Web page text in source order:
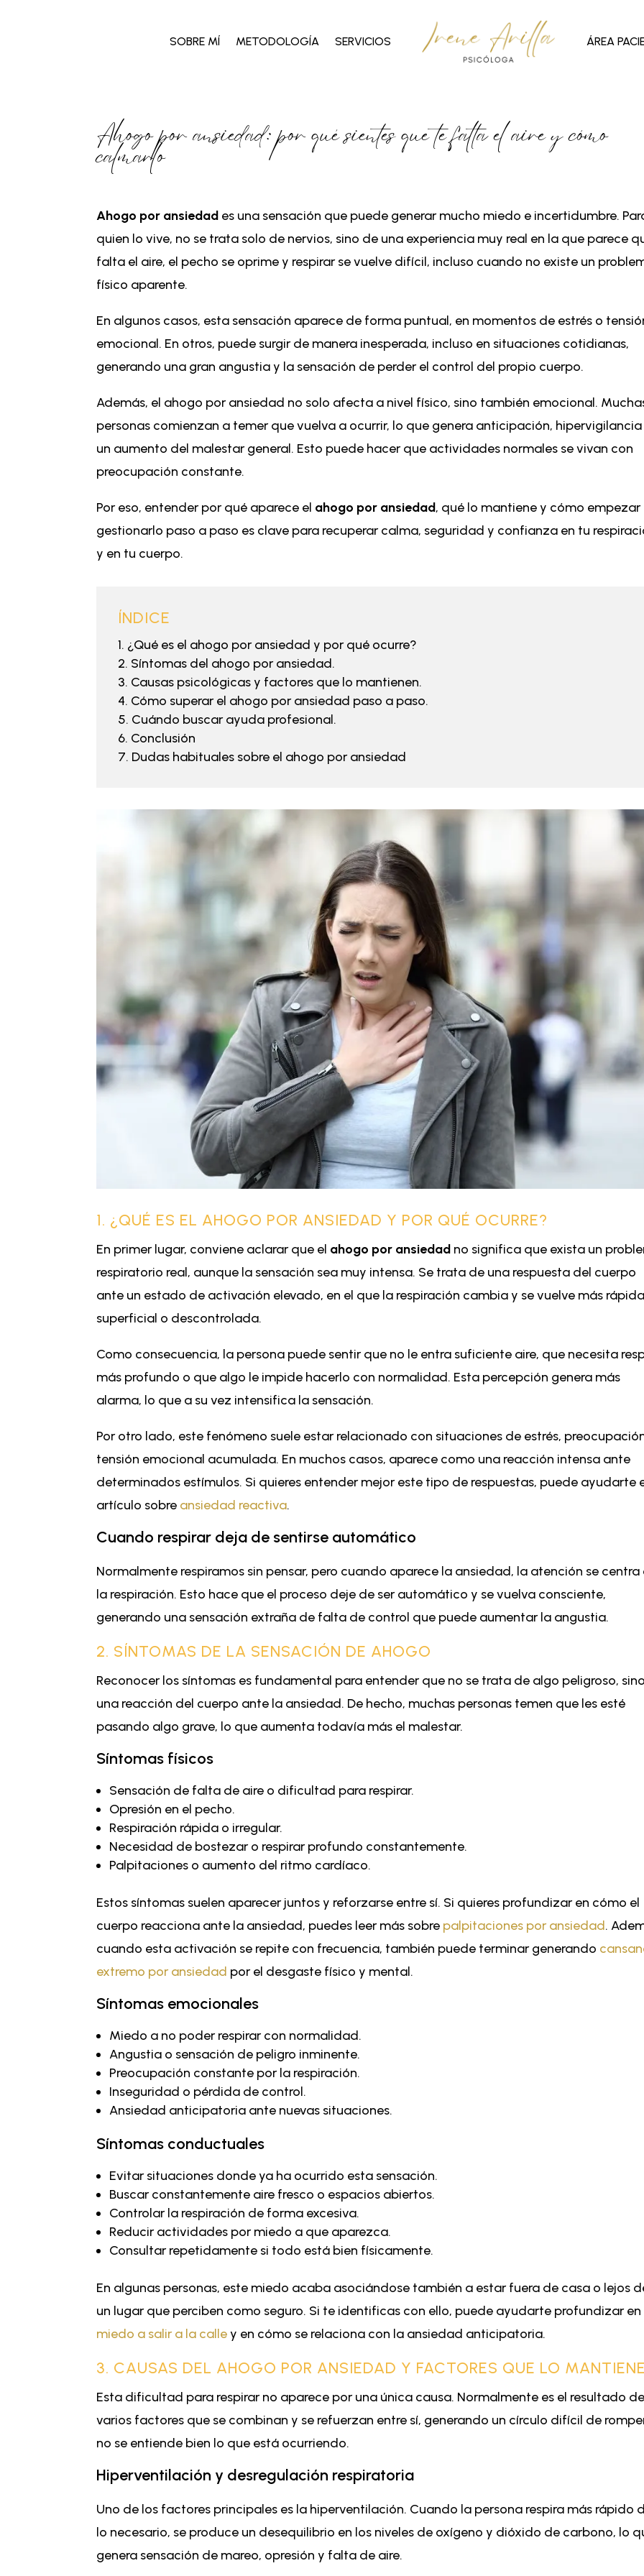
SOBRE MÍ METODOLOGÍA SERVICIOS ÁREA
Ahogo por ansiedad: por qué sientes que te falta el aire y cómo
calmarlo
Ahogo por ansiedad es una sensación que puede generar mucho miedo e incertidumbre.
quien lo vive, no se trata solo de nervios, sino de una experiencia muy real en la que parece
falta el aire, el pecho se oprime y respirar se vuelve difícil, incluso cuando no existe un
físico aparente.
En algunos casos, esta sensación aparece de forma puntual, en momentos de estrés o
emocional. En otros, puede surgir de manera inesperada, incluso en situaciones cotidianas,
generando una gran angustia y la sensación de perder el control del propio cuerpo.
Además, el ahogo por ansiedad no solo afecta a nivel físico, sino también emocional.
personas comienzan a temer que vuelva a ocurrir, lo que genera anticipación,
un aumento del malestar general. Esto puede hacer que actividades normales se vivan con
preocupación constante.
Por eso, entender por qué aparece el ahogo por ansiedad, qué lo mantiene y cómo empezar
gestionarlo paso a paso es clave para recuperar calma, seguridad y confianza en tu
y en tu cuerpo.
ÍNDICE
¿Qué es el ahogo por ansiedad y por qué ocurre?
Síntomas del ahogo por ansiedad.
Causas psicológicas y factores que lo mantienen.
Cómo superar el ahogo por ansiedad paso a paso.
Cuándo buscar ayuda profesional.
Conclusión
Dudas habituales sobre el ahogo por ansiedad
1. ¿QUÉ ES EL AHOGO POR ANSIEDAD Y POR QUÉ OCURRE?
En primer lugar, conviene aclarar que el ahogo por ansiedad no significa que exista un
respiratorio real, aunque la sensación sea muy intensa. Se trata de una respuesta del cuerpo
ante un estado de activación elevado, en el que la respiración cambia y se vuelve más
superficial o descontrolada.
Como consecuencia, la persona puede sentir que no le entra suficiente aire, que necesita
más profundo o que algo le impide hacerlo con normalidad. Esta percepción genera más
alarma, lo que a su vez intensifica la sensación.
Por otro lado, este fenómeno suele estar relacionado con situaciones de estrés,
tensión emocional acumulada. En muchos casos, aparece como una reacción intensa ante
determinados estímulos. Si quieres entender mejor este tipo de respuestas, puede ayudarte
artículo sobre ansiedad reactiva.
Cuando respirar deja de sentirse automático
Normalmente respiramos sin pensar, pero cuando aparece la ansiedad, la atención se centra
la respiración. Esto hace que el proceso deje de ser automático y se vuelva consciente,
generando una sensación extraña de falta de control que puede aumentar la angustia.
2. SÍNTOMAS DE LA SENSACIÓN DE AHOGO
Reconocer los síntomas es fundamental para entender que no se trata de algo peligroso,
una reacción del cuerpo ante la ansiedad. De hecho, muchas personas temen que les esté
pasando algo grave, lo que aumenta todavía más el malestar.
Síntomas físicos
Sensación de falta de aire o dificultad para respirar.
Opresión en el pecho.
Respiración rápida o irregular.
Necesidad de bostezar o respirar profundo constantemente.
Palpitaciones o aumento del ritmo cardíaco.
Estos síntomas suelen aparecer juntos y reforzarse entre sí. Si quieres profundizar en cómo el
cuerpo reacciona ante la ansiedad, puedes leer más sobre palpitaciones por ansiedad.
cuando esta activación se repite con frecuencia, también puede terminar generando
extremo por ansiedad por el desgaste físico y mental.
Síntomas emocionales
Miedo a no poder respirar con normalidad.
Angustia o sensación de peligro inminente.
Preocupación constante por la respiración.
Inseguridad o pérdida de control.
Ansiedad anticipatoria ante nuevas situaciones.
Síntomas conductuales
Evitar situaciones donde ya ha ocurrido esta sensación.
Buscar constantemente aire fresco o espacios abiertos.
Controlar la respiración de forma excesiva.
Reducir actividades por miedo a que aparezca.
Consultar repetidamente si todo está bien físicamente.
En algunas personas, este miedo acaba asociándose también a estar fuera de casa o lejos
un lugar que perciben como seguro. Si te identificas con ello, puede ayudarte profundizar en
miedo a salir a la calley en cómo se relaciona con la ansiedad anticipatoria.
3. CAUSAS DEL AHOGO POR ANSIEDAD Y FACTORES QUE LO
Esta dificultad para respirar no aparece por una única causa. Normalmente es el resultado
varios factores que se combinan y se refuerzan entre sí, generando un círculo difícil de
no se entiende bien lo que está ocurriendo.
Hiperventilación y desregulación respiratoria
Uno de los factores principales es la hiperventilación. Cuando la persona respira más rápido
lo necesario, se produce un desequilibrio en los niveles de oxígeno y dióxido de carbono, lo
genera sensación de mareo, opresión y falta de aire.